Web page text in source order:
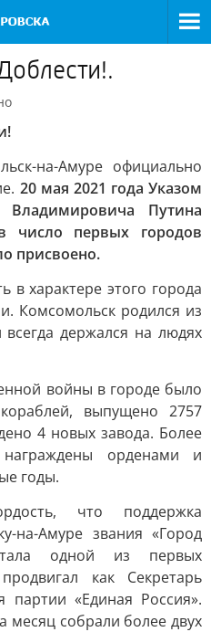
на-Амуре официально
20 мая 2021 года Указом
Владимировича Путина
первых городов
присвоено.
в характере этого города
Комсомольск родился из
держался на людях
войны в городе было
выпущено 2757
4 новых завода. Более
орденами и
годы.
что поддержка
на-Амуре звания «Город
одной из первых
как Секретарь
партии «Единая Россия».
месяц собрали более двух